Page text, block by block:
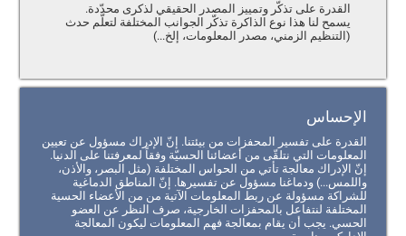
القدرة على تذكّر وتمييز المصدر الحقيقي لذكرى محدّدة.
يسمح لنا هذا نوع الذاكرة تذكّر الجوانب المختلفة لتعلّم حدث
(التنظيم الزمني، مصدر المعلومات، إلخ...)
الإحساس
القدرة على تفسير المحفزات من بيئتنا. إنّ الإدراك مسؤول عن تعيين
المعلومات التي نتلقّى من أعضائنا الحسيّة وفقاً لمعرفتنا على الدنيا.
إنّ الإدراك معالجة تأتي من الحواس المختلفة (مثل البصر، والأذن،
واللمس...) ودماغنا مسؤول عن تفسيرها. إنّ المناطق الدماغية
للشراكة مسؤولة عن ربط المعلومات الآتية من من الأعضاء الحسية
المختلفة لنتفاعل بالمحفزات الخارجية، صرف النظر عن العضو
الحسي. يجب أن يقام بمعالجة فهم المعلومات ليكون المعالجة